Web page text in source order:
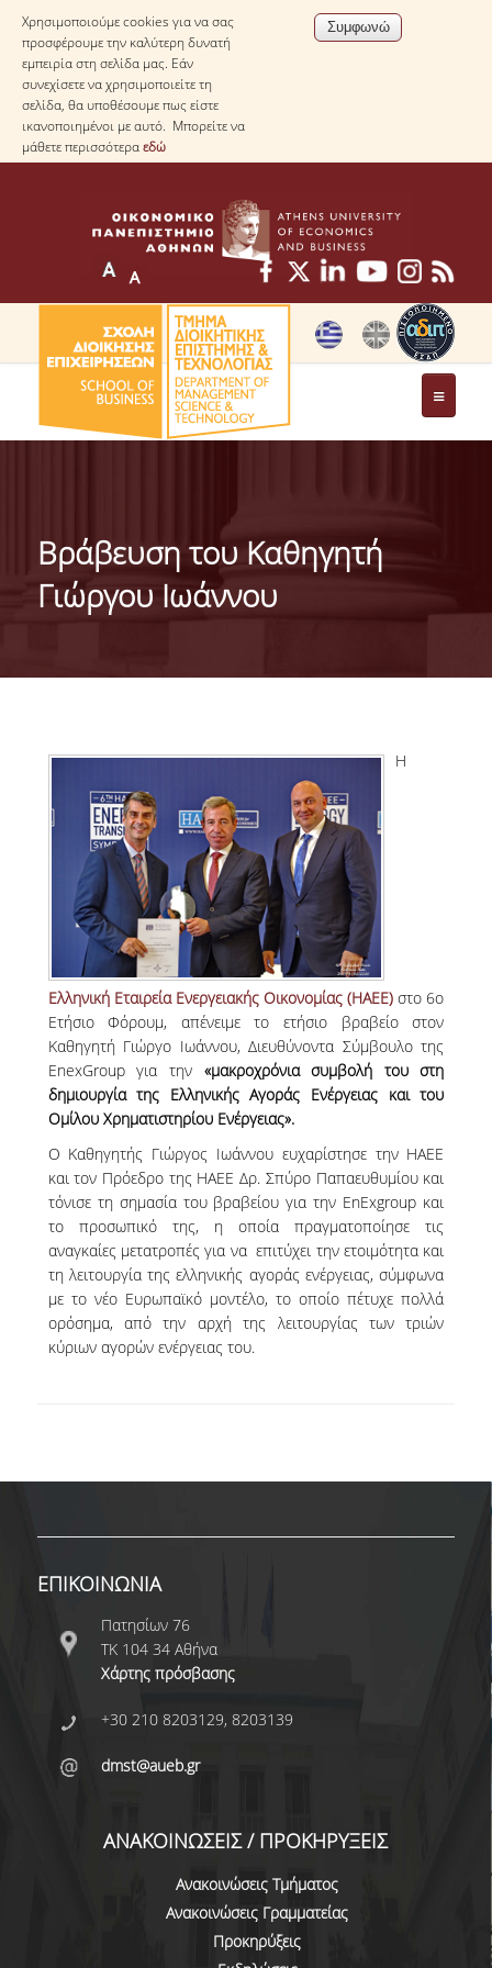
Χρησιμοποιούμε cookies για να σας
προσφέρουμε την καλύτερη δυνατή
εμπειρία στη σελίδα μας. Εάν
συνεχίσετε να χρησιμοποιείτε τη
σελίδα, θα υποθέσουμε πως είστε
ικανοποιημένοι με αυτό. Μπορείτε να
μάθετε περισσότεραεδώ
ΤΟ ΤΜΗΜΑ
ΤΑΥΤΟΤΗΤΑ ΤΟΥ ΤΜΗΜΑΤΟΣ
ΑΠΟΣΤΟΛΗ ΤΟΥ ΤΜΗΜΑΤΟΣ
TESTIMONIALS ΔΙΑΚΡΙΣΕΩΝ
ΕΠΑΓΓΕΛΜΑΤΙΚΕΣ ΠΡΟΟΠΤΙΚΕΣ
ΓΙΑ ΜΑΘΗΤΕΣ ΛΥΚΕΙΟΥ
ΠΡΟΓΡΑΜΜΑ ΥΠΟΤΡΟΦΙΩΝ
ΚΡΙΤΗΡΙΑ ΚΑΙ ΔΙΑΔΙΚΑΣΙΑ ΕΠΙΛΟΓΗΣ
ΕΡΓΑΣΤΗΡΙΑΚΗ ΥΠΟΔΟΜΗ
NEWSLETTERS
TESTIMONIALS
ΒΡΑΒΕΙΑ ΕΞΑΙΡΕΤΙΚΗΣ ΕΠΙΔΟΣΗΣ ΣΤΗ
ΑΝΘΡΩΠΙΝΟ ΔΥΝΑΜΙΚΟ
ΠΡΟΣΩΠΙΚΟ ΤΟΥ ΤΜΗΜΑΤΟΣ
ΜΕΛΗ ΔΕΠ
ΕΠΙΤΙΜΟΙ ΔΙΔΑΚΤΟΡΕΣ
ΜΗΤΡΩΟ ΜΕΛΩΝ ΤΜΗΜΑΤΟΣ
ΠΡΟΠΤΥΧΙΑΚΕΣ ΣΠΟΥΔΕΣ
ΠΡΟΓΡΑΜΜΑ ΣΠΟΥΔΩΝ
ΟΔΗΓΟΣ ΚΑΙ ΚΑΤΕΥΘΥΝΣΕΙΣ ΣΠΟΥΔΩΝ
ΜΑΘΗΜΑΤΑ ΠΡΟΓΡΑΜΜΑΤΟΣ ΣΠΟΥΔΩΝ
ΑΛΛΑ ΤΜΗΜΑΤΑ
ΒΡΑΒΕΙΑ ΕΡΓΑΣΙΩΝ
ΠΡΑΚΤΙΚΗ ΑΣΚΗΣΗ ΚΑΙ ΠΤΥΧΙΑΚΗ ΕΡΓΑΣΙΑ
Βράβευση του Kαθηγητή
Γιώργου Ιωάννου
H
Ελληνική Εταιρεία Ενεργειακής Οικονομίας (HAEE) στο 6ο
Ετήσιο Φόρουμ, απένειμε το ετήσιο βραβείο στον
Kαθηγητή Γιώργο Ιωάννου, Διευθύνοντα Σύμβουλο της
EnexGroup για την «μακροχρόνια συμβολή του στη
δημιουργία της Ελληνικής Αγοράς Ενέργειας και του
Ομίλου Χρηματιστηρίου Ενέργειας».
Ο Kαθηγητής Γιώργος Ιωάννου ευχαρίστησε την HAEE
και τον Πρόεδρο της HAEE Δρ. Σπύρο Παπαευθυμίου και
τόνισε τη σημασία του βραβείου για την EnExgroup και
το προσωπικό της, η οποία πραγματοποίησε τις
αναγκαίες μετατροπές για να επιτύχει την ετοιμότητα και
τη λειτουργία της ελληνικής αγοράς ενέργειας, σύμφωνα
με το νέο Ευρωπαϊκό μοντέλο, το οποίο πέτυχε πολλά
ορόσημα, από την αρχή της λειτουργίας των τριών
κύριων αγορών ενέργειας του.
ΕΠΙΚΟΙΝΩΝΙΑ
Πατησίων 76
ΤΚ 104 34 Αθήνα
Χάρτης πρόσβασης
+30 210 8203129, 8203139
dmst@aueb.gr
ΑΝΑΚΟΙΝΩΣΕΙΣ / ΠΡΟΚΗΡΥΞΕΙΣ
Ανακοινώσεις Τμήματος
Ανακοινώσεις Γραμματείας
Προκηρύξεις